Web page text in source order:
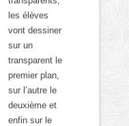
les élèves
vont dessiner
sur un
transparent le
premier plan,
sur l’autre le
deuxième et
enfin sur le